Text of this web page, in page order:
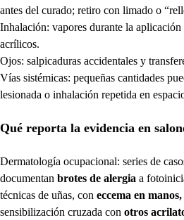
antes del curado; retiro con limado o
Inhalación: vapores durante la
acrílicos.
Ojos: salpicaduras accidentales y
Vías sistémicas: pequeñas cantidades
lesionada o inhalación repetida en
Qué reporta la evidencia en
Dermatología ocupacional: series de
documentan brotes de alergia a
técnicas de uñas, con eccema en
sensibilización cruzada con otros